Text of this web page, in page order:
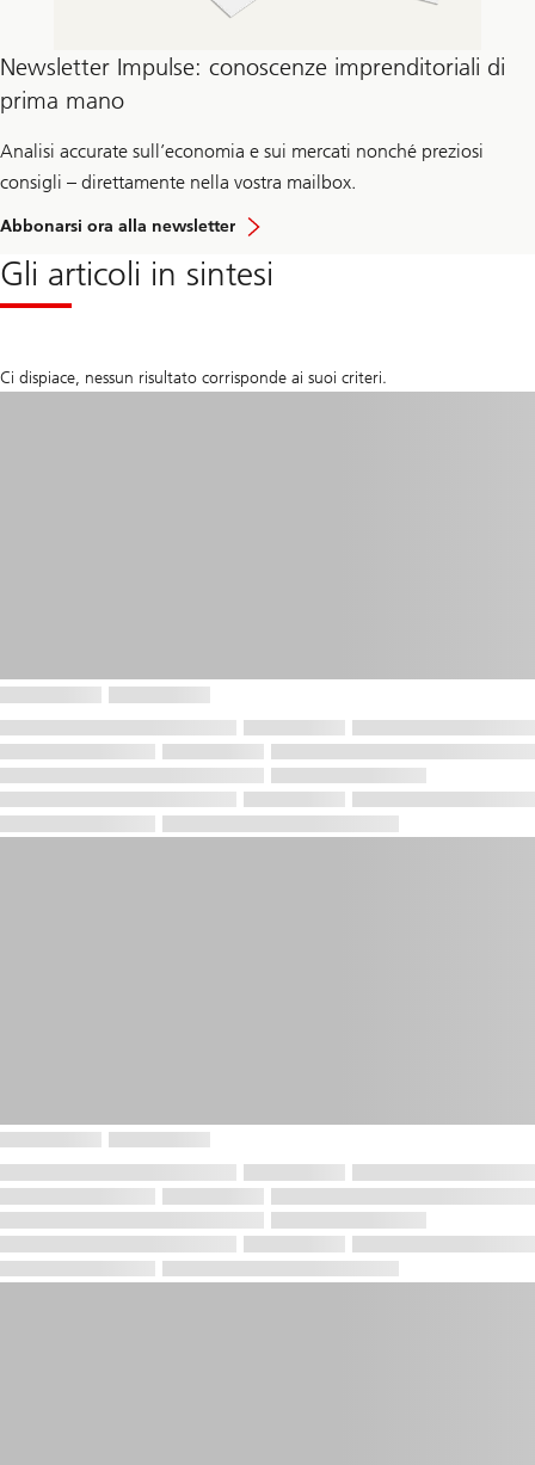
Newsletter Impulse: conoscenze imprenditoriali di
prima mano
Analisi accurate sull’economia e sui mercati nonché preziosi
consigli – direttamente nella vostra mailbox.
Abbonarsi ora alla newsletter
Gli articoli in sintesi
Ci dispiace, nessun risultato corrisponde ai suoi criteri.